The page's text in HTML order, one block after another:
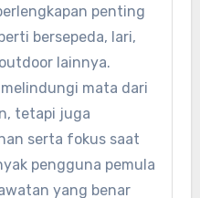
penting
bersepeda, lari,
lainnya.
mata dari
tetapi juga
serta fokus saat
pengguna pemula
yang benar